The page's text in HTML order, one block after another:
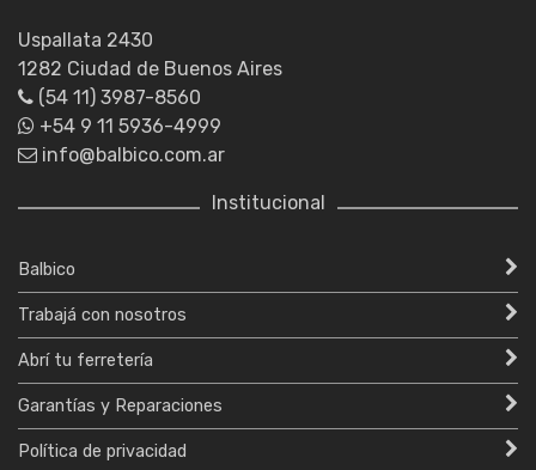
Uspallata 2430
1282 Ciudad de Buenos Aires
(54 11) 3987-8560
+54 9 11 5936-4999
info@balbico.com.ar
Institucional
Balbico
Trabajá con nosotros
Abrí tu ferretería
Garantías y Reparaciones
Política de privacidad